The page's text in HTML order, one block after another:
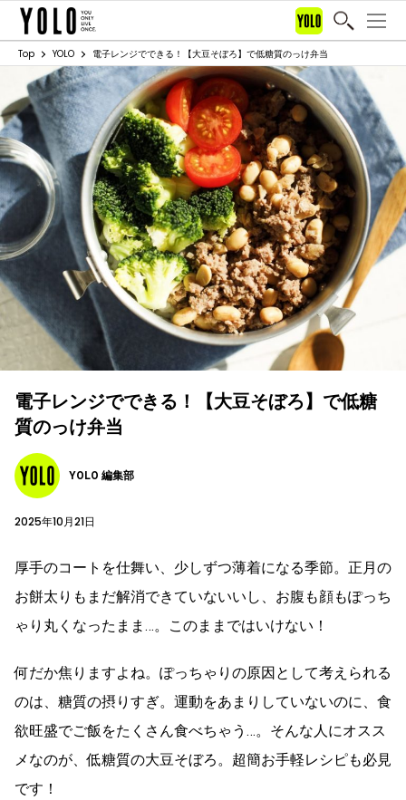
Top YOLO 電子レンジでできる！【大豆そぼろ】で低糖質のっけ弁当
電子レンジでできる！【大豆そぼろ】で低糖
質のっけ弁当
YOLO 編集部
2025年10月21日
厚手のコートを仕舞い、少しずつ薄着になる季節。正月の
お餅太りもまだ解消できていないいし、お腹も顔もぽっち
ゃり丸くなったまま…。このままではいけない！
何だか焦りますよね。ぽっちゃりの原因として考えられる
のは、糖質の摂りすぎ。運動をあまりしていないのに、食
欲旺盛でご飯をたくさん食べちゃう…。そんな人にオスス
メなのが、低糖質の大豆そぼろ。超簡お手軽レシピも必見
です！